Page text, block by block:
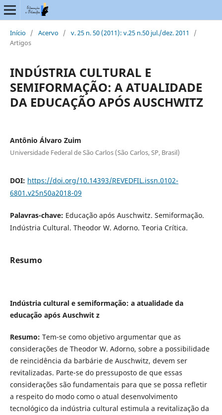
Início / Acervo / v. 25 n. 50 (2011): v.25 n.50 jul./dez. 2011
/
Artigos
INDÚSTRIA CULTURAL E
SEMIFORMAÇÃO: A ATUALIDADE
DA EDUCAÇÃO APÓS AUSCHWITZ
Antônio Álvaro Zuim
Universidade Federal de São Carlos (São Carlos, SP, Brasil)
DOI: https://doi.org/10.14393/REVEDFIL.issn.0102-
6801.v25n50a2018-09
Palavras-chave: Educação após Auschwitz. Semiformação.
Indústria Cultural. Theodor W. Adorno. Teoria Crítica.
Resumo
Indústria cultural e semiformação: a atualidade da
educação após Auschwit z
Resumo: Tem-se como objetivo argumentar que as
considerações de Theodor W. Adorno, sobre a possibilidade
de reincidência da barbárie de Auschwitz, devem ser
revitalizadas. Parte-se do pressuposto de que essas
considerações são fundamentais para que se possa refletir
a respeito do modo como o atual desenvolvimento
tecnológico da indústria cultural estimula a revitalização da